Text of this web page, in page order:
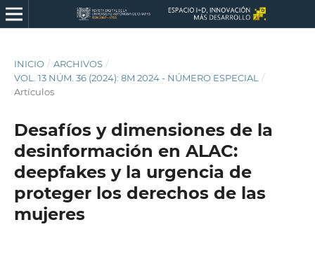
INICIO / ARCHIVOS /
VOL. 13 NÚM. 36 (2024): 8M 2024 - NÚMERO ESPECIAL
/
Artículos
Desafíos y dimensiones de la
desinformación en ALAC:
deepfakes y la urgencia de
proteger los derechos de las
mujeres